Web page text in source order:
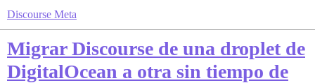
Discourse Meta
Migrar Discourse de una droplet de
DigitalOcean a otra sin tiempo de